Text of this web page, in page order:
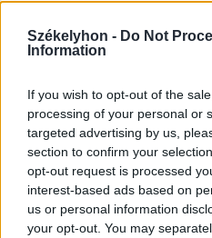
Székelyhon - Do Not
Information
If you wish to opt-out of the
processing of your personal or
targeted advertising by us,
section to confirm your
opt-out request is processed
interest-based ads based on
us or personal information
your opt-out. You may
2026. augusztus 09.,
Raed Arafat:
életmentők elleni